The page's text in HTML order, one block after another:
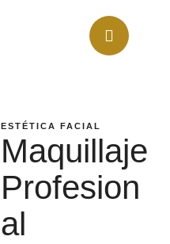
ESTÉTICA FACIAL
Maquillaje
Profesion
al